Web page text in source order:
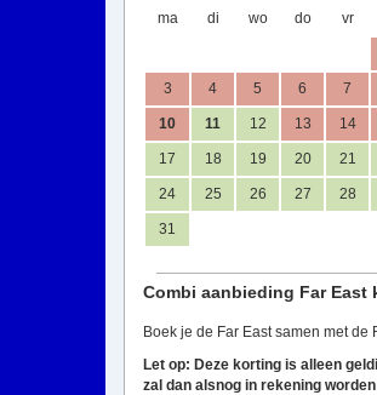
ma di wo do vr
3 4 5 6 7
10 11 12 13 14
17 18 19 20 21
24 25 26 27 28
31
Combi aanbieding Far East
Boek je de Far East samen met
Let op: Deze korting is alleen
zal dan alsnog in rekening